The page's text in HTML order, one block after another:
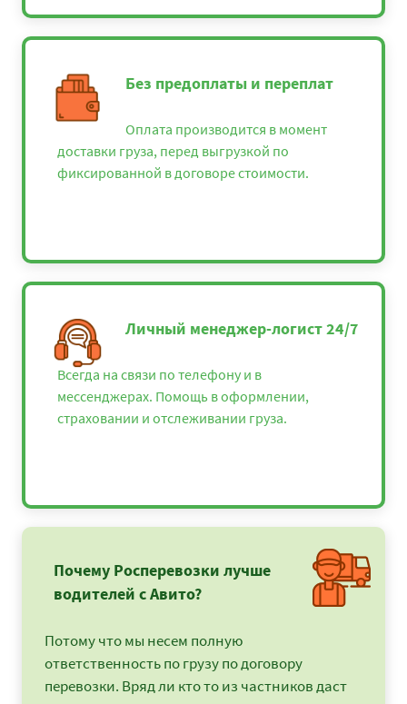
Без предоплаты и переплат
Оплата производится в момент
доставки груза, перед выгрузкой по
фиксированной в договоре стоимости.
Личный менеджер-логист 24/7
Всегда на связи по телефону и в
мессенджерах. Помощь в оформлении,
страховании и отслеживании груза.
Почему Росперевозки лучше
водителей с Авито?
Потому что мы несем полную
ответственность по грузу по договору
перевозки. Вряд ли кто то из частников даст